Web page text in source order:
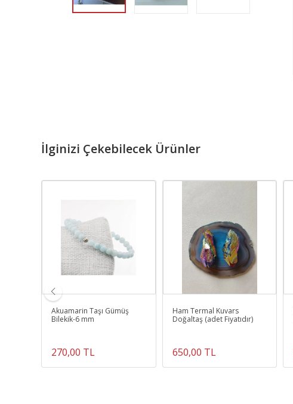
İlginizi Çekebilecek Ürünler
Akuamarin Taşı Gümüş
Bilekik-6 mm
270,00 TL
Ham Termal Kuvars
Doğaltaş (adet Fiyatıdır)
650,00 TL